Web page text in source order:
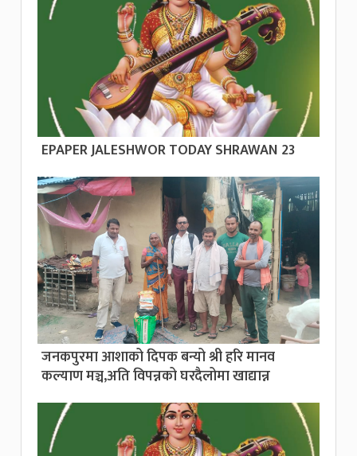
EPAPER JALESHWOR TODAY SHRAWAN 23
जनकपुरमा आशाको दिपक बन्यो श्री हरि मानव
कल्याण मञ्च,अति विपन्नको घरदैलोमा खाद्यान्न